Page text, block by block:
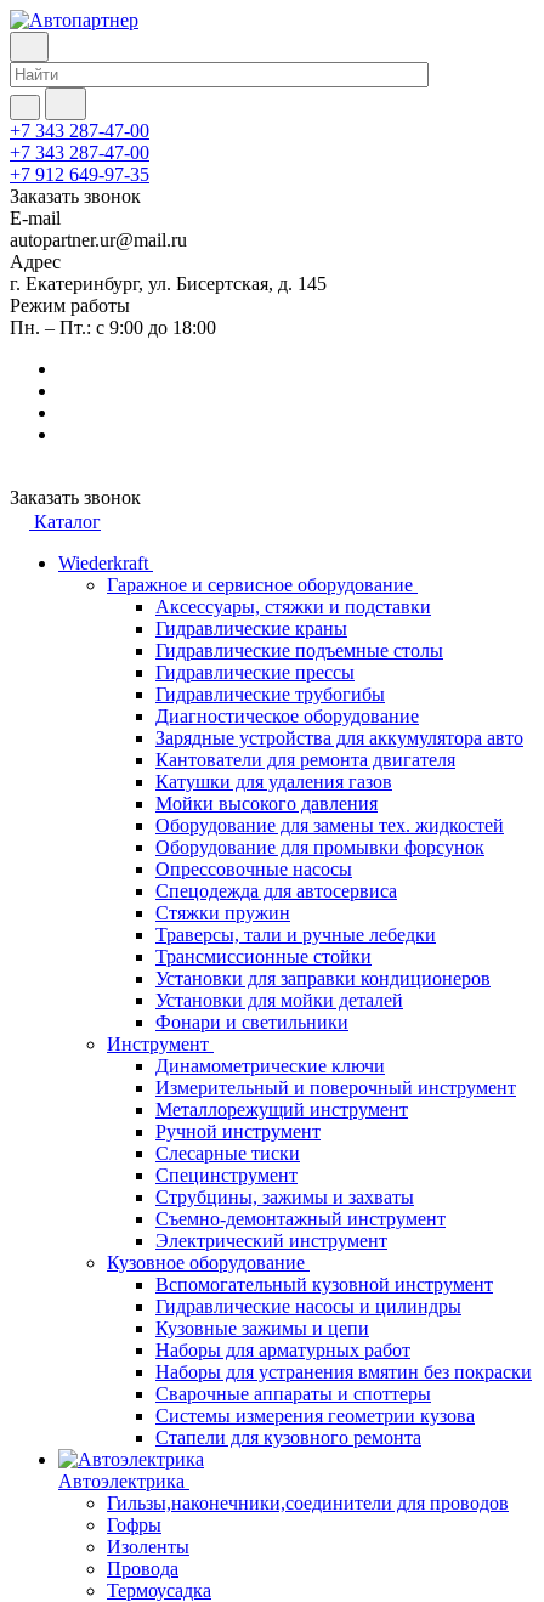
+7 343 287-47-00
+7 343 287-47-00
+7 912 649-97-35
Заказать звонок
E-mail
autopartner.ur@mail.ru
Адрес
г. Екатеринбург, ул. Бисертская, д. 145
Режим работы
Пн. – Пт.: с 9:00 до 18:00
Заказать звонок
Каталог
Wiederkraft
Гаражное и сервисное оборудование
Аксессуары, стяжки и подставки
Гидравлические краны
Гидравлические подъемные столы
Гидравлические прессы
Гидравлические трубогибы
Диагностическое оборудование
Зарядные устройства для аккумулятора авто
Кантователи для ремонта двигателя
Катушки для удаления газов
Мойки высокого давления
Оборудование для замены тех. жидкостей
Оборудование для промывки форсунок
Опрессовочные насосы
Спецодежда для автосервиса
Стяжки пружин
Траверсы, тали и ручные лебедки
Трансмиссионные стойки
Установки для заправки кондиционеров
Установки для мойки деталей
Фонари и светильники
Инструмент
Динамометрические ключи
Измерительный и поверочный инструмент
Металлорежущий инструмент
Ручной инструмент
Слесарные тиски
Специнструмент
Струбцины, зажимы и захваты
Съемно-демонтажный инструмент
Электрический инструмент
Кузовное оборудование
Вспомогательный кузовной инструмент
Гидравлические насосы и цилиндры
Кузовные зажимы и цепи
Наборы для арматурных работ
Наборы для устранения вмятин без покраски
Сварочные аппараты и споттеры
Системы измерения геометрии кузова
Стапели для кузовного ремонта
Автоэлектрика
Гильзы,наконечники,соединители для проводов
Гофры
Изоленты
Провода
Термоусадка